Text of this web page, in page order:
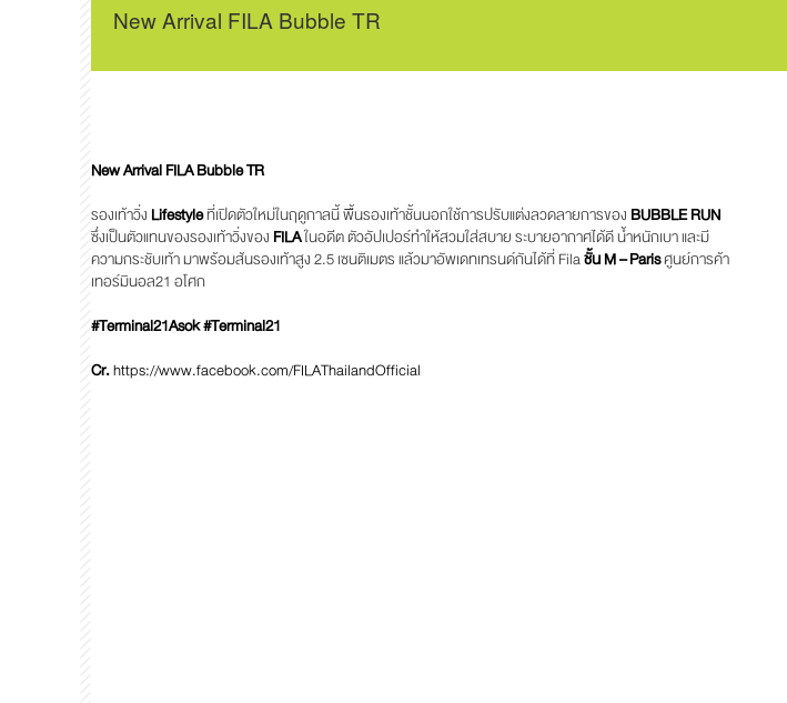
New Arrival FILA Bubble TR
New Arrival FILA Bubble TR
รองเท้าวิ่ง Lifestyleที่เปิดตัวใหม่ในฤดูกาลนี้ พื้นรองเท้าชั้นนอกใช้การปรับแต่งลวดลายการของ BUBBLE RUN
ซึ่งเป็นตัวแทนของรองเท้าวิ่งของ FILAในอดีต ตัวอัปเปอร์ทำให้สวมใส่สบาย ระบายอากาศได้ดี น้ำหนักเบา และมี
ความกระชับเท้า มาพร้อมส้นรองเท้าสูง 2.5 เซนติเมตร แล้วมาอัพเดทเทรนด์กันได้ที่ Filaชั้น M – Parisศูนย์การค้า
เทอร์มินอล21 อโศก
#Terminal21Asok #Terminal21
Cr.https://www.facebook.com/FILAThailandOfficial